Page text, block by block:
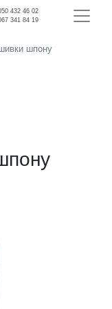
432 46 02
341 84 19
шпону